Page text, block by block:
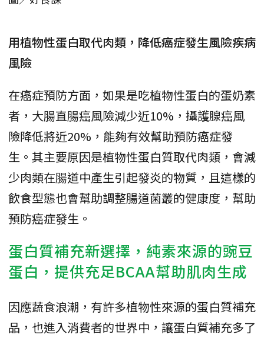
用植物性蛋白取代肉類，降低癌症發生風險疾病
風險
在癌症預防方面，如果是吃植物性蛋白的蛋奶素
者，大腸直腸癌風險減少近10%，攝護腺癌風
險降低將近20%，能夠有效幫助預防癌症發
生。其主要原因是植物性蛋白質取代肉類，會減
少肉類在腸道中產生引起發炎的物質，且這樣的
飲食型態也會幫助調整腸道菌叢的健康度，幫助
預防癌症發生。
蛋白質補充新選擇，純素來源的豌豆
蛋白，提供充足BCAA幫助肌肉生成
因應蔬食浪潮，有許多植物性來源的蛋白質補充
品，也進入消費者的世界中，讓蛋白質補充多了